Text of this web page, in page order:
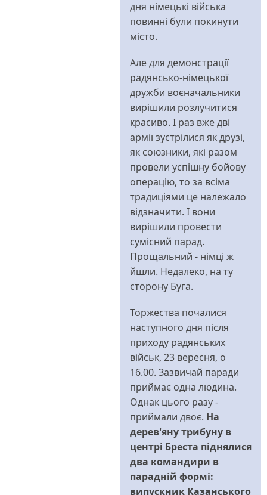
дня німецькі війська
повинні були покинути
місто.
Але для демонстрації
радянсько-німецької
дружби воєначальники
вирішили розлучитися
красиво. І раз вже дві
армії зустрілися як друзі,
як союзники, які разом
провели успішну бойову
операцію, то за всіма
традиціями це належало
відзначити. І вони
вирішили провести
сумісний парад.
Прощальний - німці ж
йшли. Недалеко, на ту
сторону Буга.
Торжества почалися
наступного дня після
приходу радянських
військ, 23 вересня, о
16.00. Зазвичай паради
приймає одна людина.
Однак цього разу -
приймали двоє. На
дерев'яну трибуну в
центрі Бреста піднялися
два командири в
парадній формі:
випускник Казанського